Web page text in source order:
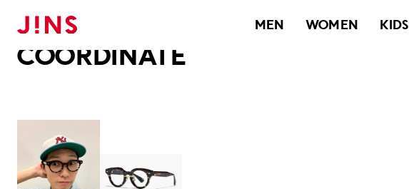
MEN WOMEN KIDS
メガネのJINS TOP
COORDINATE